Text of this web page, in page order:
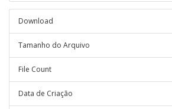
Download
Tamanho do Arquivo
File Count
Data de Criação